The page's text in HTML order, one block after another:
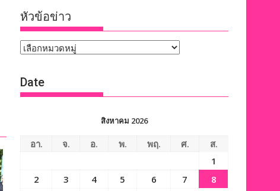
หัวข้อข่าว
หัวข้อ
Date
สิงหาคม 2026
อา. จ. อ. พ. พฤ. ศ.
ส.
1
2
3 4 5 6 7
8